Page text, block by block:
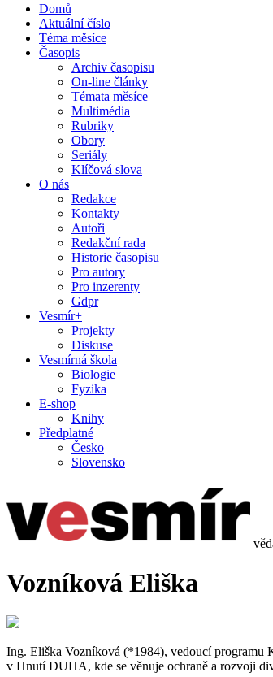
Domů
Aktuální číslo
Téma měsíce
Časopis
Archiv časopisu
On-line články
Témata měsíce
Multimédia
Rubriky
Obory
Seriály
Klíčová slova
O nás
Redakce
Kontakty
Autoři
Redakční rada
Historie časopisu
Pro autory
Pro inzerenty
Gdpr
Vesmír+
Projekty
Diskuse
Vesmírná škola
Biologie
Fyzika
E-shop
Knihy
Předplatné
Česko
Slovensko
Vozníková Eliška
Ing. Eliška Vozníková (*1984), vedoucí programu
v Hnutí DUHA, kde se věnuje ochraně a rozvoji